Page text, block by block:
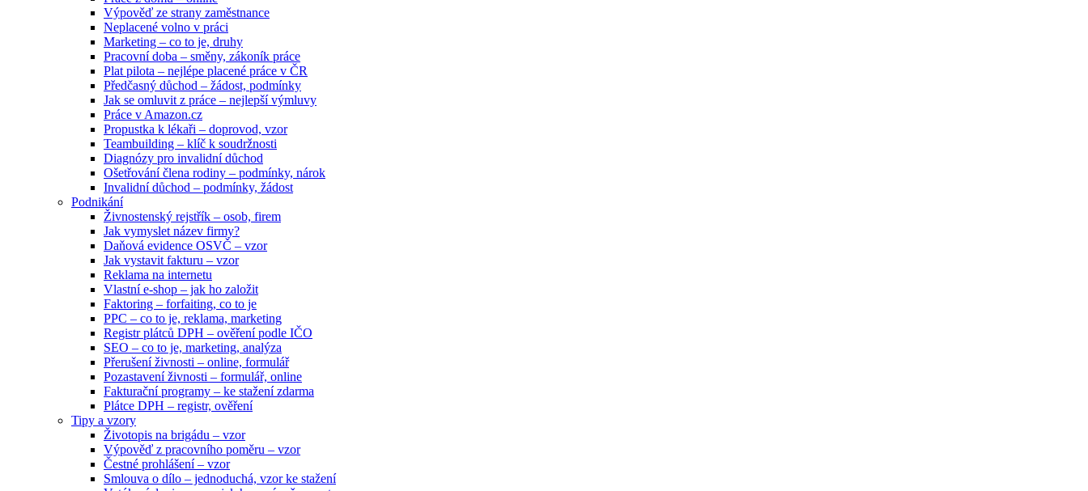
Výpověď ze strany zaměstnance
Neplacené volno v práci
Marketing – co to je, druhy
Pracovní doba – směny, zákoník práce
Plat pilota – nejlépe placené práce v ČR
Předčasný důchod – žádost, podmínky
Jak se omluvit z práce – nejlepší výmluvy
Práce v Amazon.cz
Propustka k lékaři – doprovod, vzor
Teambuilding – klíč k soudržnosti
Diagnózy pro invalidní důchod
Ošetřování člena rodiny – podmínky, nárok
Invalidní důchod – podmínky, žádost
Podnikání
Živnostenský rejstřík – osob, firem
Jak vymyslet název firmy?
Daňová evidence OSVČ – vzor
Jak vystavit fakturu – vzor
Reklama na internetu
Vlastní e-shop – jak ho založit
Faktoring – forfaiting, co to je
PPC – co to je, reklama, marketing
Registr plátců DPH – ověření podle IČO
SEO – co to je, marketing, analýza
Přerušení živnosti – online, formulář
Pozastavení živnosti – formulář, online
Fakturační programy – ke stažení zdarma
Plátce DPH – registr, ověření
Tipy a vzory
Životopis na brigádu – vzor
Výpověď z pracovního poměru – vzor
Čestné prohlášení – vzor
Smlouva o dílo – jednoduchá, vzor ke stažení